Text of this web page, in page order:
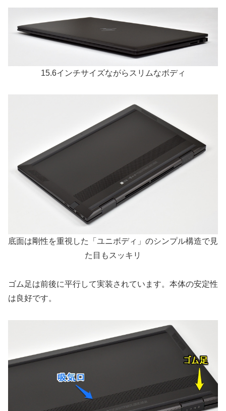
15.6インチサイズながらスリムなボディ
底面は剛性を重視した「ユニボディ」のシンプル構造で見
た目もスッキリ
ゴム足は前後に平行して実装されています。本体の安定性
は良好です。